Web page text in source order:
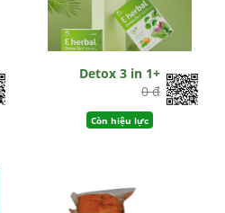
Detox 3 in 1+
0 đ
Còn hiệu lực